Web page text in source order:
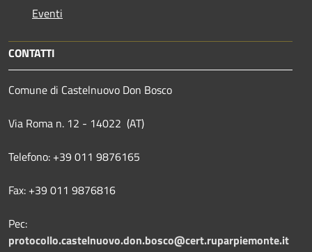
Eventi
CONTATTI
Comune di Castelnuovo Don Bosco
Via Roma n. 12 - 14022 (AT)
Telefono: +39 011 9876165
Fax: +39 011 9876816
Pec:
protocollo.castelnuovo.don.bosco@cert.ruparpiemonte.it